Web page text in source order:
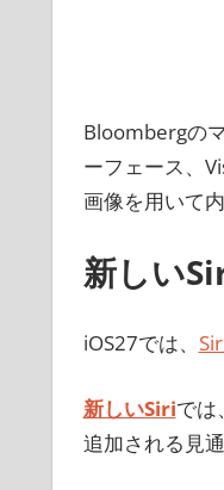
Bloombergの
ーフェース、
画像を用いて
新しい
iOS27では、
新しいSiriでは
追加される見通